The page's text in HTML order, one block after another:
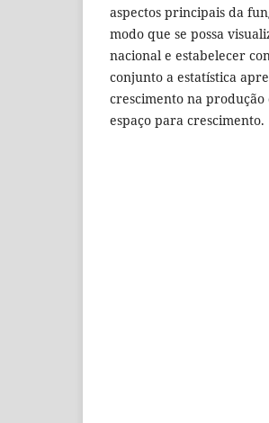
aspectos principais da
modo que se possa
nacional e estabelecer
conjunto a estatística
crescimento na
espaço para crescimento.